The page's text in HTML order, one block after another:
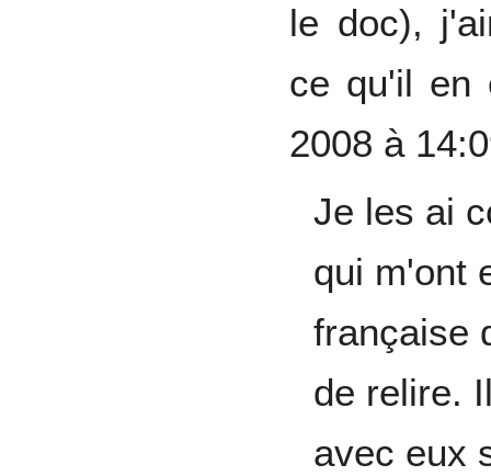
le doc),
ce qu'il
2008 à
Je les ai
qui m'ont
française
de relire.
avec eux